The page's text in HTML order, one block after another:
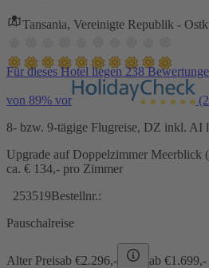
Tansania, Vereinigte Republik -
Für dieses Hotel liegen 238
von 89% vor
8- bzw. 9-tägige Flugreise, DZ inkl. AI
Upgrade auf Doppelzimmer Meerblick
ca. € 134,- pro Zimmer
253519Bestellnr.:
Pauschalreise
Alter Preisab €2.296,- ab €1.699,-